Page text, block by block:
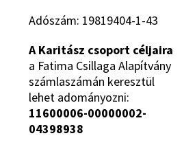
Adószám: 19819404-1-43
A Karitász csoport céljaira
a Fatima Csillaga Alapítvány
számlaszámán keresztül
lehet adományozni:
11600006-00000002-
04398938